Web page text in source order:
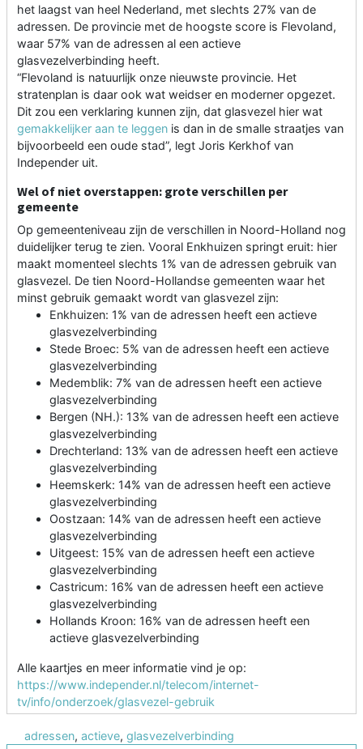
het laagst van heel Nederland, met slechts 27% van de
adressen. De provincie met de hoogste score is Flevoland,
waar 57% van de adressen al een actieve
glasvezelverbinding heeft.
“Flevoland is natuurlijk onze nieuwste provincie. Het
stratenplan is daar ook wat weidser en moderner opgezet.
Dit zou een verklaring kunnen zijn, dat glasvezel hier wat
gemakkelijker aan te leggen is dan in de smalle straatjes van
bijvoorbeeld een oude stad”, legt Joris Kerkhof van
Independer uit.
Wel of niet overstappen: grote verschillen per
gemeente
Op gemeenteniveau zijn de verschillen in Noord-Holland nog
duidelijker terug te zien. Vooral Enkhuizen springt eruit: hier
maakt momenteel slechts 1% van de adressen gebruik van
glasvezel. De tien Noord-Hollandse gemeenten waar het
minst gebruik gemaakt wordt van glasvezel zijn:
Enkhuizen: 1% van de adressen heeft een actieve
glasvezelverbinding
Stede Broec: 5% van de adressen heeft een actieve
glasvezelverbinding
Medemblik: 7% van de adressen heeft een actieve
glasvezelverbinding
Bergen (NH.): 13% van de adressen heeft een actieve
glasvezelverbinding
Drechterland: 13% van de adressen heeft een actieve
glasvezelverbinding
Heemskerk: 14% van de adressen heeft een actieve
glasvezelverbinding
Oostzaan: 14% van de adressen heeft een actieve
glasvezelverbinding
Uitgeest: 15% van de adressen heeft een actieve
glasvezelverbinding
Castricum: 16% van de adressen heeft een actieve
glasvezelverbinding
Hollands Kroon: 16% van de adressen heeft een
actieve glasvezelverbinding
Alle kaartjes en meer informatie vind je op:
https://www.independer.nl/telecom/internet-
tv/info/onderzoek/glasvezel-gebruik
adressen, actieve, glasvezelverbinding